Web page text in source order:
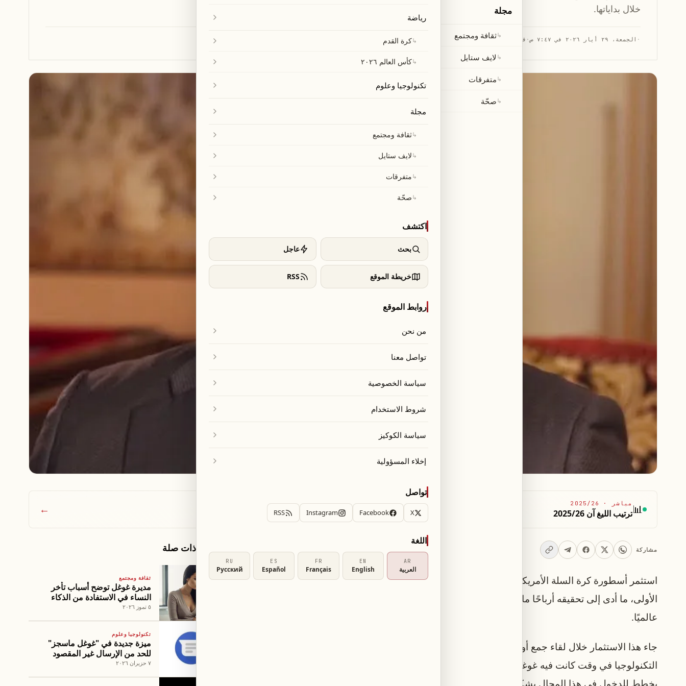
خلال بداياتها.
· الجمعة، ٢٩ أيار ٢٠٢٦ في ٧:٤٧ ص · قراءة 1 دقيقة
📊 مباشر ·
2025/26
ترتيب الليغ آن 2025/26 ←
مشاركة
استثمر أسطورة كرة السلة الأمريكية شاكيل أونيل مبلغ 250 ألف دولار في شركة غوغل في مراحلها
الأولى، ما أدى إلى تحقيقه أرباحًا مالية ضخمة مع تطور الشركة لتصبح من أكبر شركات التكنولوجيا
عالميًا.
جاء هذا الاستثمار خلال لقاء جمع أونيل بأحد المستثمرين الذين عرضوا عليه فرصة دخول سوق
التكنولوجيا في وقت كانت فيه غوغل لا تزال في بداياتها وقبل طرحها للاكتتاب العام، حيث لم يكن أونيل
يخطط للدخول في هذا المجال بشكل مباشر.
مقالات ذات صلة
ثقافة ومجتمع
مديرة غوغل توضح أسباب تأخر
النساء في الاستفادة من الذكاء
الاصطناعي
٥ تموز ٢٠٢٦
تكنولوجيا وعلوم
ميزة جديدة في "غوغل ماسجز"
للحد من الإرسال غير المقصود
للرسائل
٧ حزيران ٢٠٢٦
مجلة
↳ثقافة ومجتمع
↳ لايف ستايل
↳متفرقات
↳صحّة
رياضة
↳كرة القدم
↳كأس العالم ٢٠٢٦
تكنولوجيا وعلوم
مجلة
↳ثقافة ومجتمع
↳لايف ستايل
↳متفرقات
↳صحّة
اكتشف
بحث عاجل
خريطة الموقع RSS
روابط الموقع
من نحن
تواصل معنا
سياسة الخصوصية
شروط الاستخدام
سياسة الكوكيز
إخلاء المسؤولية
تواصل
X
Facebook
Instagram
RSS
اللغة
AR
العربية
EN
English
FR
Français
ES
Español
RU
Русский